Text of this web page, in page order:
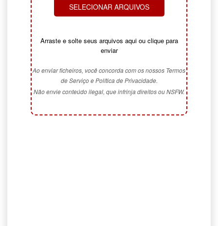
SELECIONAR ARQUIVOS
Arraste e solte seus arquivos aqui ou clique para
enviar
Ao enviar ficheiros, você concorda com os nossos Termos
de Serviço e Política de Privacidade.
Não envie conteúdo ilegal, que infrinja direitos ou NSFW.